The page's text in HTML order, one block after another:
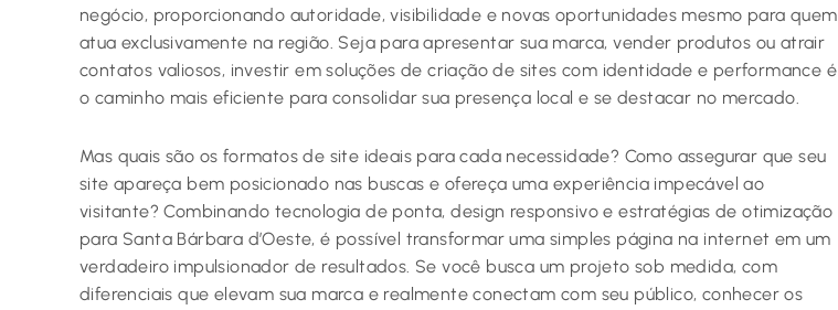
negócio, proporcionando autoridade, visibilidade e novas oportunidades mesmo para quem
atua exclusivamente na região. Seja para apresentar sua marca, vender produtos ou atrair
contatos valiosos, investir em soluções de criação de sites com identidade e performance é
o caminho mais eficiente para consolidar sua presença local e se destacar no mercado.
Mas quais são os formatos de site ideais para cada necessidade? Como assegurar que seu
site apareça bem posicionado nas buscas e ofereça uma experiência impecável ao
visitante? Combinando tecnologia de ponta, design responsivo e estratégias de otimização
para Santa Bárbara d’Oeste, é possível transformar uma simples página na internet em um
verdadeiro impulsionador de resultados. Se você busca um projeto sob medida, com
diferenciais que elevam sua marca e realmente conectam com seu público, conhecer os